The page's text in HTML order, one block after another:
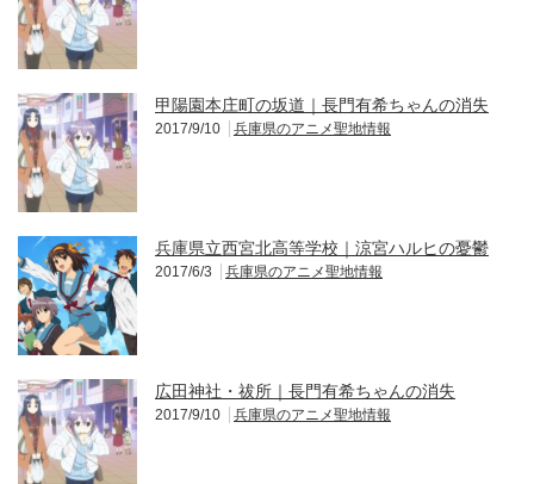
甲陽園本庄町の坂道｜長門有希ちゃんの消失
2017/9/10 兵庫県のアニメ聖地情報
兵庫県立西宮北高等学校｜涼宮ハルヒの憂鬱
2017/6/3 兵庫県のアニメ聖地情報
広田神社・祓所｜長門有希ちゃんの消失
2017/9/10 兵庫県のアニメ聖地情報